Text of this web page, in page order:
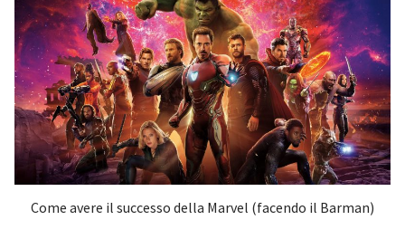
Come avere il successo della Marvel (facendo il Barman)